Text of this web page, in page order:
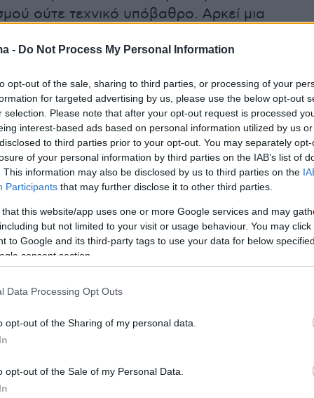
- Do Not Process My Personal Information
opt-out of the sale, sharing to third parties, or processing of your
for targeted advertising by us, please use the below opt-out
selection. Please note that after your opt-out request is processed
interest-based ads based on personal information utilized by us
to third parties prior to your opt-out. You may separately
of your personal information by third parties on the IAB’s list of
This information may also be disclosed by us to third parties on the
Participants that may further disclose it to other third parties.
that this website/app uses one or more Google services and may
but not limited to your visit or usage behaviour. You may
to Google and its third-party tags to use your data for below
consent section.
Data Processing Opt Outs
opt-out of the Sharing of my personal data.
opt-out of the Sale of my Personal Data.
ούτε τεχνικό υπόβαθρο. Αρκεί μια
σε ένα σύστημα υπολογιστή, και κυρίως
σήμερα δεν κρατά κάμερα — κρατά ένα
όπως τα Seedance, Kling, Luma Dream
έχουν φέρει μια ποιοτική ρήξη στον τρόπο
Δεν πρόκειται απλώς για
Πρόκειται για μοντέλα που κατανοούν
ατμόσφαιρα και αφηγηματική συνέχεια με
πρόσφατα φαινόταν αδύνατος. Το Kling
ρεαλιστική απόδοση ανθρώπινης κίνησης και
Το Luma εντυπωσιάζει στη δημιουργία
και ατμόσφαιρα, ενώ το Seedance
και έλεγχο στη χρονική εξέλιξη μιας
δεν κάνει τα πάντα τέλεια. Μαζί, όμως,